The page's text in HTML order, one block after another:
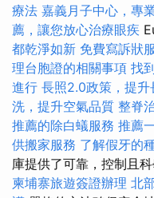
療法 嘉義月子中心，專
薦，讓您放心治療眼疾
都乾淨如新 免費寫訴狀
理台胞證的相關事項 找
進行 長照2.0政策，提升
洗，提升空氣品質 整脊
推薦的除白蟻服務 推薦
供搬家服務 了解假牙的
庫提供了可靠，控制且
柬埔寨旅遊簽證辦理 北